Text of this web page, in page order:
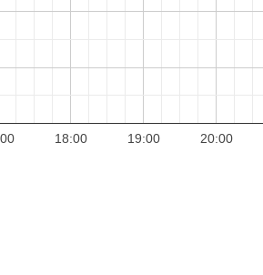
18:00 19:00 20:00